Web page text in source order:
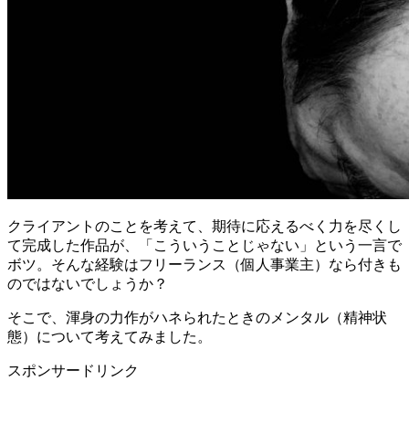
クライアントのことを考えて、期待に応えるべく力を尽くし
て完成した作品が、「こういうことじゃない」という一言で
ボツ。そんな経験はフリーランス（個人事業主）なら付きも
のではないでしょうか？
そこで、渾身の力作がハネられたときのメンタル（精神状
態）について考えてみました。
スポンサードリンク